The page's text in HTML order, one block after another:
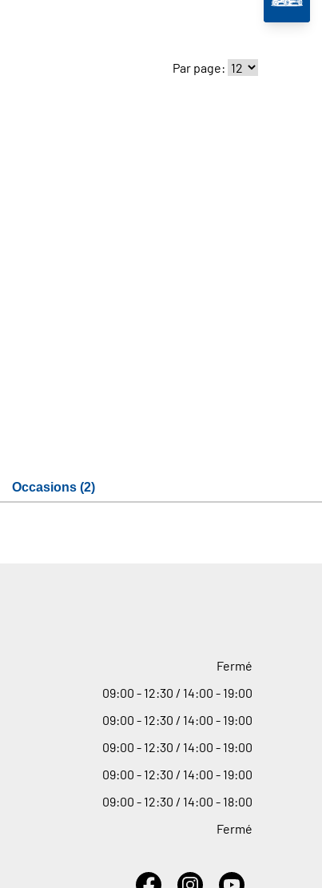
Par page:
Occasions (2)
Fermé
09:00 - 12:30 / 14:00 - 19:00
09:00 - 12:30 / 14:00 - 19:00
09:00 - 12:30 / 14:00 - 19:00
09:00 - 12:30 / 14:00 - 19:00
09:00 - 12:30 / 14:00 - 18:00
Fermé